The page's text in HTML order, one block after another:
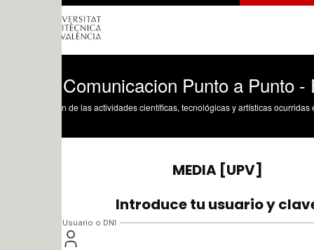
Punto a Punto -
de las actividades científicas, tecnológicas y artísticas ocurridas en los tres